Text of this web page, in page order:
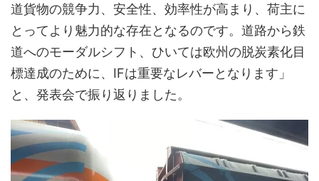
道貨物の競争力、安全性、効率性が高まり、荷主に
とってより魅力的な存在となるのです。道路から鉄
道へのモーダルシフト、ひいては欧州の脱炭素化目
標達成のために、IFは重要なレバーとなります」
と、発表会で振り返りました。